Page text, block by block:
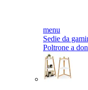
menu
Sedie da
Poltrone a